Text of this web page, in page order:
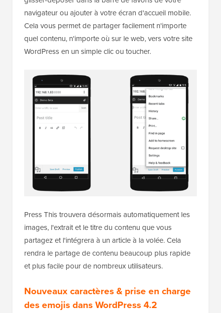
navigateur ou ajouter à votre écran d'accueil mobile.
Cela vous permet de partager facilement n'importe
quel contenu, n'importe où sur le web, vers votre site
WordPress en un simple clic ou toucher.
Press This trouvera désormais automatiquement les
images, l'extrait et le titre du contenu que vous
partagez et l'intégrera à un article à la volée. Cela
rendra le partage de contenu beaucoup plus rapide
et plus facile pour de nombreux utilisateurs.
Nouveaux caractères & prise en charge
des emojis dans WordPress 4.2